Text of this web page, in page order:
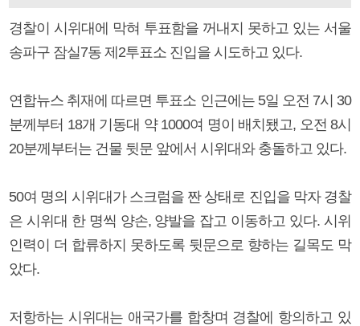
경찰이 시위대에 막혀 투표함을 꺼내지 못하고 있는 서울
송파구 잠실7동 제2투표소 진입을 시도하고 있다.
연합뉴스 취재에 따르면 투표소 인근에는 5일 오전 7시 30
분께부터 18개 기동대 약 1000여 명이 배치됐고, 오전 8시
20분께부터는 건물 뒷문 앞에서 시위대와 충돌하고 있다.
50여 명의 시위대가 스크럼을 짠 상태로 진입을 막자 경찰
은 시위대 한 명씩 양손, 양발을 잡고 이동하고 있다. 시위
인력이 더 합류하지 못하도록 뒷문으로 향하는 길목도 막
았다.
저항하는 시위대는 애국가를 합창며 경찰에 항의하고 있